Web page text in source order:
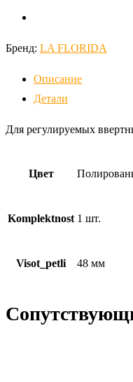
Бренд: LA FLORIDA
Описание
Детали
Для регулируемых
Цвет
Komplektnost 1 шт.
Visot_petli 48 мм